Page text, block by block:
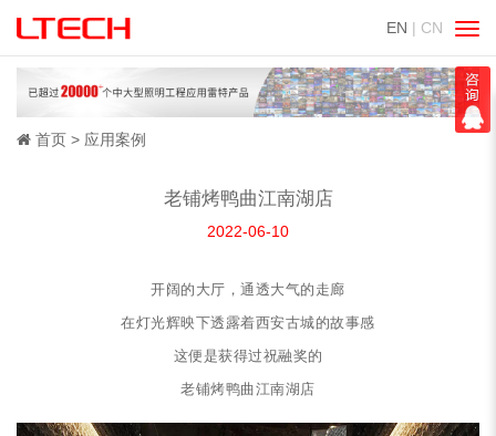
EN | CN
切
换
导
航
首页 应用案例
老铺烤鸭曲江南湖店
2022-06-10
开阔的大厅，通透大气的走廊
在灯光辉映下透露着西安古城的故事感
这便是获得过祝融奖的
老铺烤鸭曲江南湖店